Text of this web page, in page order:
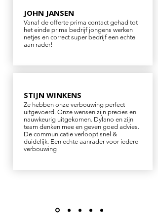
JOHN JANSEN
Vanaf de offerte prima contact gehad tot
het einde prima bedrijf jongens werken
netjes en correct super bedrijf een echte
aan rader!
STIJN WINKENS
Ze hebben onze verbouwing perfect
uitgevoerd. Onze wensen zijn precies en
nauwkeurig uitgekomen. Dylano en zijn
team denken mee en geven goed advies.
De communicatie verloopt snel &
duidelijk. Een echte aanrader voor iedere
verbouwing